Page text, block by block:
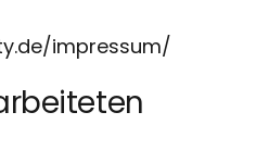
impressum/